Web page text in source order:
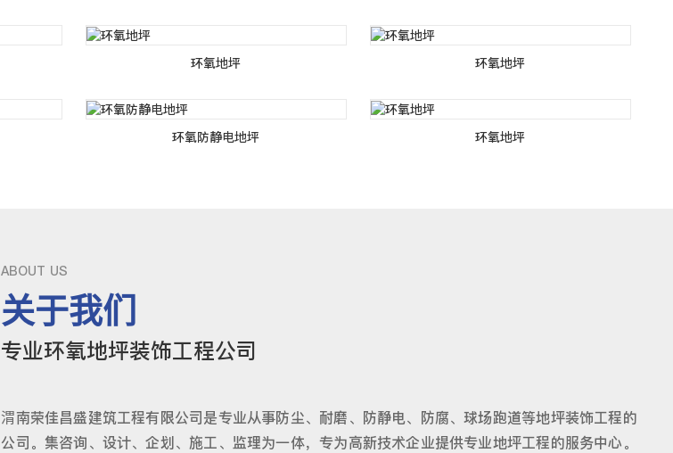
环氧地坪 环氧地坪
环氧防静电地坪 环氧地坪
ABOUT US
关于我们
专业环氧地坪装饰工程公司
渭南荣佳昌盛建筑工程有限公司是专业从事防尘、耐磨、防静电、防腐、球场跑道等地坪装饰工程的
公司。集咨询、设计、企划、施工、监理为一体，专为高新技术企业提供专业地坪工程的服务中心。